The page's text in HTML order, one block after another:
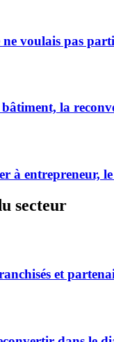
ne voulais pas
la
à entrepreneur,
secteur
et